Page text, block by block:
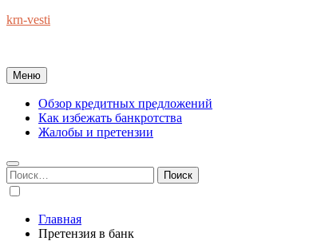
Перейти
krn-vesti
Меню
Обзор кредитных предложений
Как избежать банкротства
Жалобы и претензии
Найти:
Главная
Претензия в банк